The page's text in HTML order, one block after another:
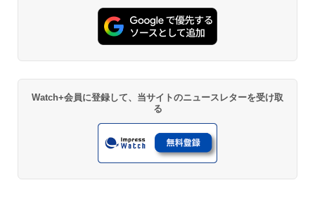
Watch+会員に登録して、当サイトのニュースレターを受け取
る